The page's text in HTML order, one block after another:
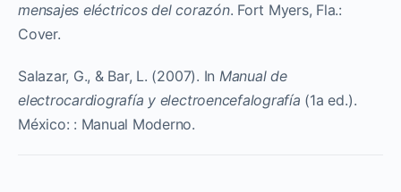
mensajes eléctricos del corazón. Fort Myers, Fla.:
Cover.
Salazar, G., & Bar, L. (2007). In Manual de
electrocardiografía y electroencefalografía (1a ed.).
México: : Manual Moderno.